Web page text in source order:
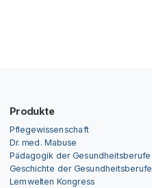
Produkte
Pflegewissenschaft
Dr. med. Mabuse
Pädagogik der Gesundheitsberufe
Geschichte der Gesundheitsberufe
Lernwelten Kongress